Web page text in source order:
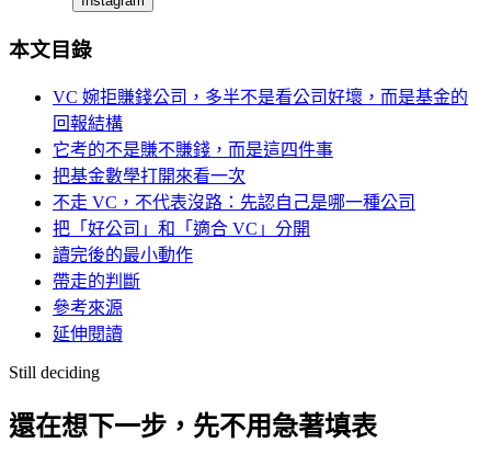
本文目錄
VC 婉拒賺錢公司，多半不是看公司好壞，而是基金的
回報結構
它考的不是賺不賺錢，而是這四件事
把基金數學打開來看一次
不走 VC，不代表沒路：先認自己是哪一種公司
把「好公司」和「適合 VC」分開
讀完後的最小動作
帶走的判斷
參考來源
延伸閱讀
Still deciding
還在想下一步，先不用急著填表